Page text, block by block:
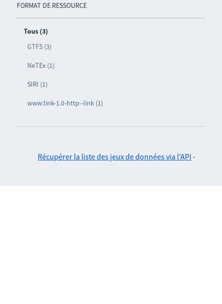
FORMAT DE RESSOURCE
Tous (3)
GTFS (3)
NeTEx (1)
SIRI (1)
www:link-1.0-http--link (1)
Récupérer la liste des jeux de données via l'API -